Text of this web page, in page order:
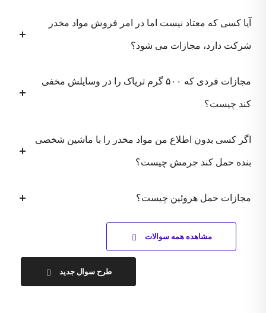
آیا کسی که معتاد نیست اما در امر فروش مواد مخدر
شرکت دارد، مجازات می شود؟
مجازات فردی که ۵۰۰ گرم تریاک را در وسایلش مخفی
کند چیست؟
اگر کسی بدون اطلاع من مواد مخدر را با ماشین شخصی
بنده حمل کند جرمش چیست؟
مجازات حمل هروئین چیست؟
مشاهده همه سوالات
طرح سوال جدید